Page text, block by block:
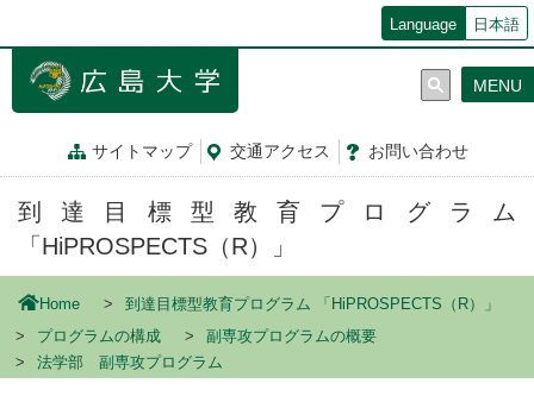
ン
Language 日本語
サイトマップ 交通アクセス お問い合わせ
MENU
到達目標型教育プログラム
「HiPROSPECTS（R）」
Home
到達目標型教育プログラム 「HiPROSPECTS（R）」
プログラムの構成
副専攻プログラムの概要
法学部 副専攻プログラム